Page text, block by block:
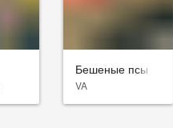
Бешеные псы
VA